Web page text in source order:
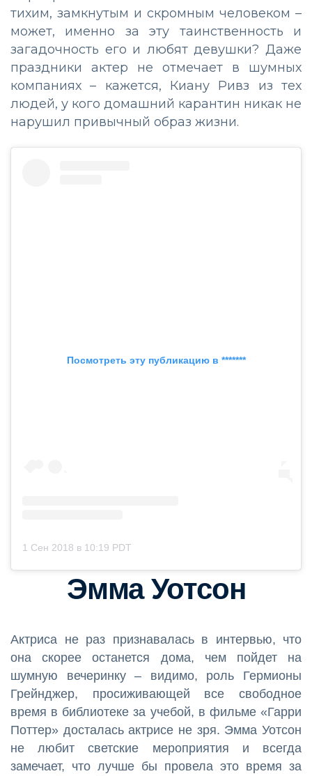
тихим, замкнутым и скромным человеком –
может, именно за эту таинственность и
загадочность его и любят девушки? Даже
праздники актер не отмечает в шумных
компаниях – кажется, Киану Ривз из тех
людей, у кого домашний карантин никак не
нарушил привычный образ жизни.
Посмотреть эту публикацию в *******
1 Сен 2018 в 10:19 PDT
Эмма Уотсон
Актриса не раз признавалась в интервью, что
она скорее останется дома, чем пойдет на
шумную вечеринку – видимо, роль Гермионы
Грейнджер, просиживающей все свободное
время в библиотеке за учебой, в фильме «Гарри
Поттер» досталась актрисе не зря. Эмма Уотсон
не любит светские мероприятия и всегда
замечает, что лучше бы провела это время за